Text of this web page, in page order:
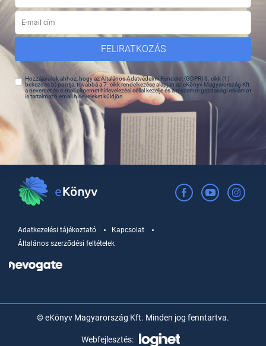
FELIRATKOZÁS
Hozzájárulok ahhoz, hogy az Általános Adatvédelmi Rendelet (GDPR) 6. cikk (1)
bekezdés b) pontja, továbbá a 7. cikk rendelkezése alapján az eKönyv Magyarország Kft.
a nevemet és e-mail címemet hírlevelezési céllal kezelje és a részemre gazdasági reklámot
is tartalmazó email hírleveleket küldjön.
Adatkezelési tájékoztató
Kapcsolat
Általános szerződési feltételek
© eKönyv Magyarország Kft. Minden jog fenntartva.
Webfejlesztés: